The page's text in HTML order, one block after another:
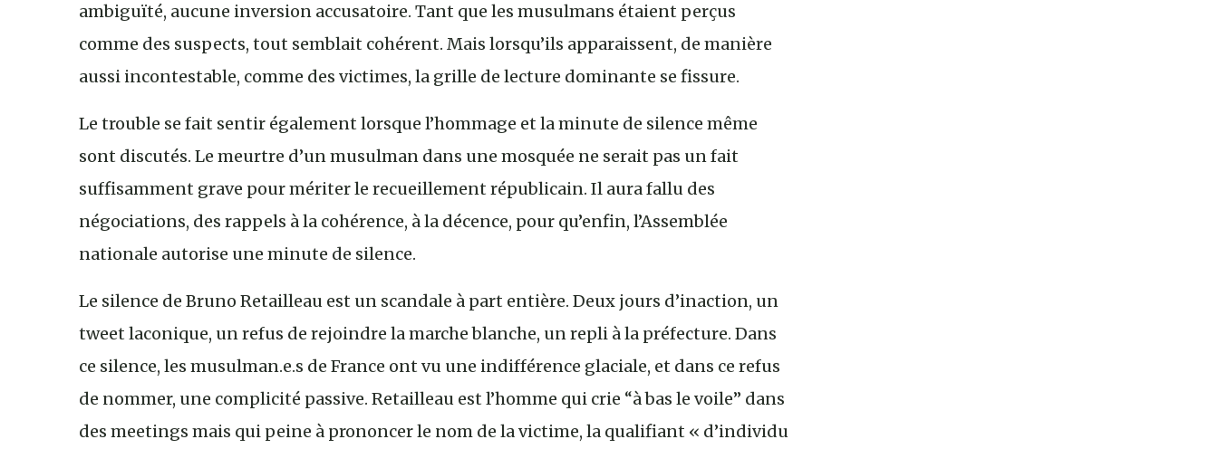
ambiguïté, aucune inversion accusatoire. Tant que les musulmans étaient perçus
comme des suspects, tout semblait cohérent. Mais lorsqu’ils apparaissent, de manière
aussi incontestable, comme des victimes, la grille de lecture dominante se fissure.
Le trouble se fait sentir également lorsque l’hommage et la minute de silence même
sont discutés. Le meurtre d’un musulman dans une mosquée ne serait pas un fait
suffisamment grave pour mériter le recueillement républicain. Il aura fallu des
négociations, des rappels à la cohérence, à la décence, pour qu’enfin, l’Assemblée
nationale autorise une minute de silence.
Le silence de Bruno Retailleau est un scandale à part entière. Deux jours d’inaction, un
tweet laconique, un refus de rejoindre la marche blanche, un repli à la préfecture. Dans
ce silence, les musulman.e.s de France ont vu une indifférence glaciale, et dans ce refus
de nommer, une complicité passive. Retailleau est l’homme qui crie “à bas le voile” dans
des meetings mais qui peine à prononcer le nom de la victime, la qualifiant « d’individu